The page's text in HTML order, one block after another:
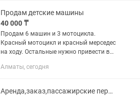
Продам детские машины
40 000 ₸
Продам 6 машин и 3 мотоцикла.
Красный мотоцикл и красный мерседес
на ходу. Остальные нужно привести в
батарею. За всё 40 000 тенге,
Алматы, сегодня
Аренда,заказ,пассажирские перевозки на микроавтобусе Мерседес Спринтер!!!